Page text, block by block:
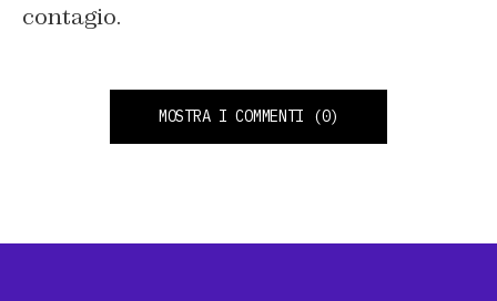
contagio.
MOSTRA I COMMENTI (0)